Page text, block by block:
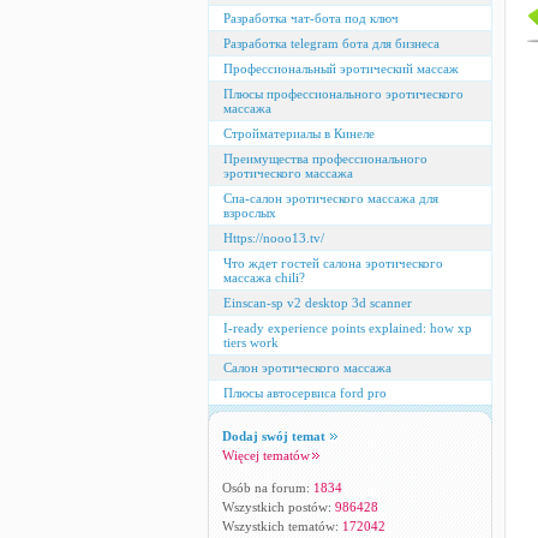
Разработка чат-бота под ключ
Разработка telegram бота для бизнеса
Профессиональный эротический массаж
Плюсы профессионального эротического
массажа
Стройматериалы в Кинеле
Преимущества профессионального
эротического массажа
Спа-салон эротического массажа для
взрослых
Https://nooo13.tv/
Что ждет гостей салона эротического
массажа chili?
Einscan-sp v2 desktop 3d scanner
I-ready experience points explained: how xp
tiers work
Салон эротического массажа
Плюсы автосервиса ford pro
Dodaj swój temat
Więcej tematów
Osób na forum: 1834
Wszystkich postów: 986428
Wszystkich tematów: 172042